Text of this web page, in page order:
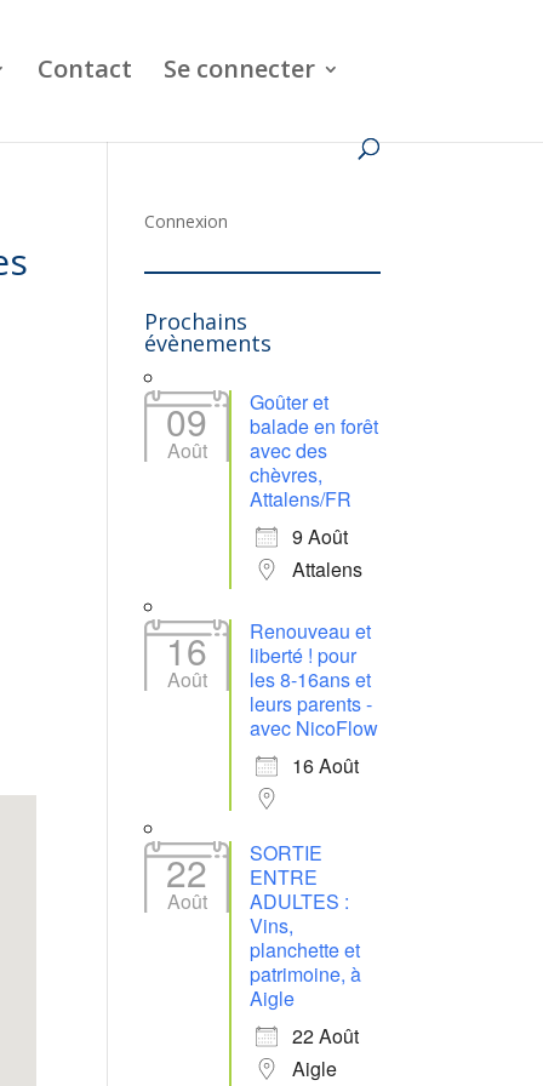
Contact Se connecter
Connexion
Prochains
évènements
09
Août
Goûter et
balade en forêt
avec des
chèvres,
Attalens/FR
9 Août
Attalens
16
Août
Renouveau et
liberté ! pour
les 8-16ans et
leurs parents -
avec NicoFlow
16 Août
22
Août
SORTIE
ENTRE
ADULTES :
Vins,
planchette et
patrimoine, à
Aigle
22 Août
Aigle